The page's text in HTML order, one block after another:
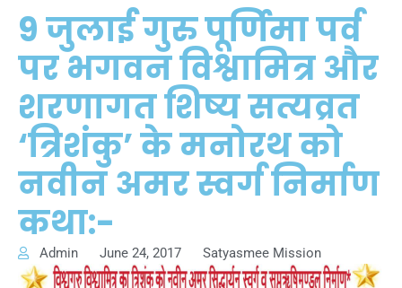
9 जुलाई गुरु पूर्णिमा पर्व
पर भगवन विश्वामित्र और
शरणागत शिष्य सत्यव्रत
‘त्रिशंकु’ के मनोरथ को
नवीन अमर स्वर्ग निर्माण
कथा:-
Admin June 24, 2017 Satyasmee Mission